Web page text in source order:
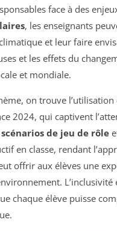
face à des
, les enseignants
et leur faire
et les effets du
et mondiale.
on trouve l’utilisation
2024, qui captivent
scénarios de jeu de rôle
en classe, rendant
offrir aux élèves une
chaque élève puisse